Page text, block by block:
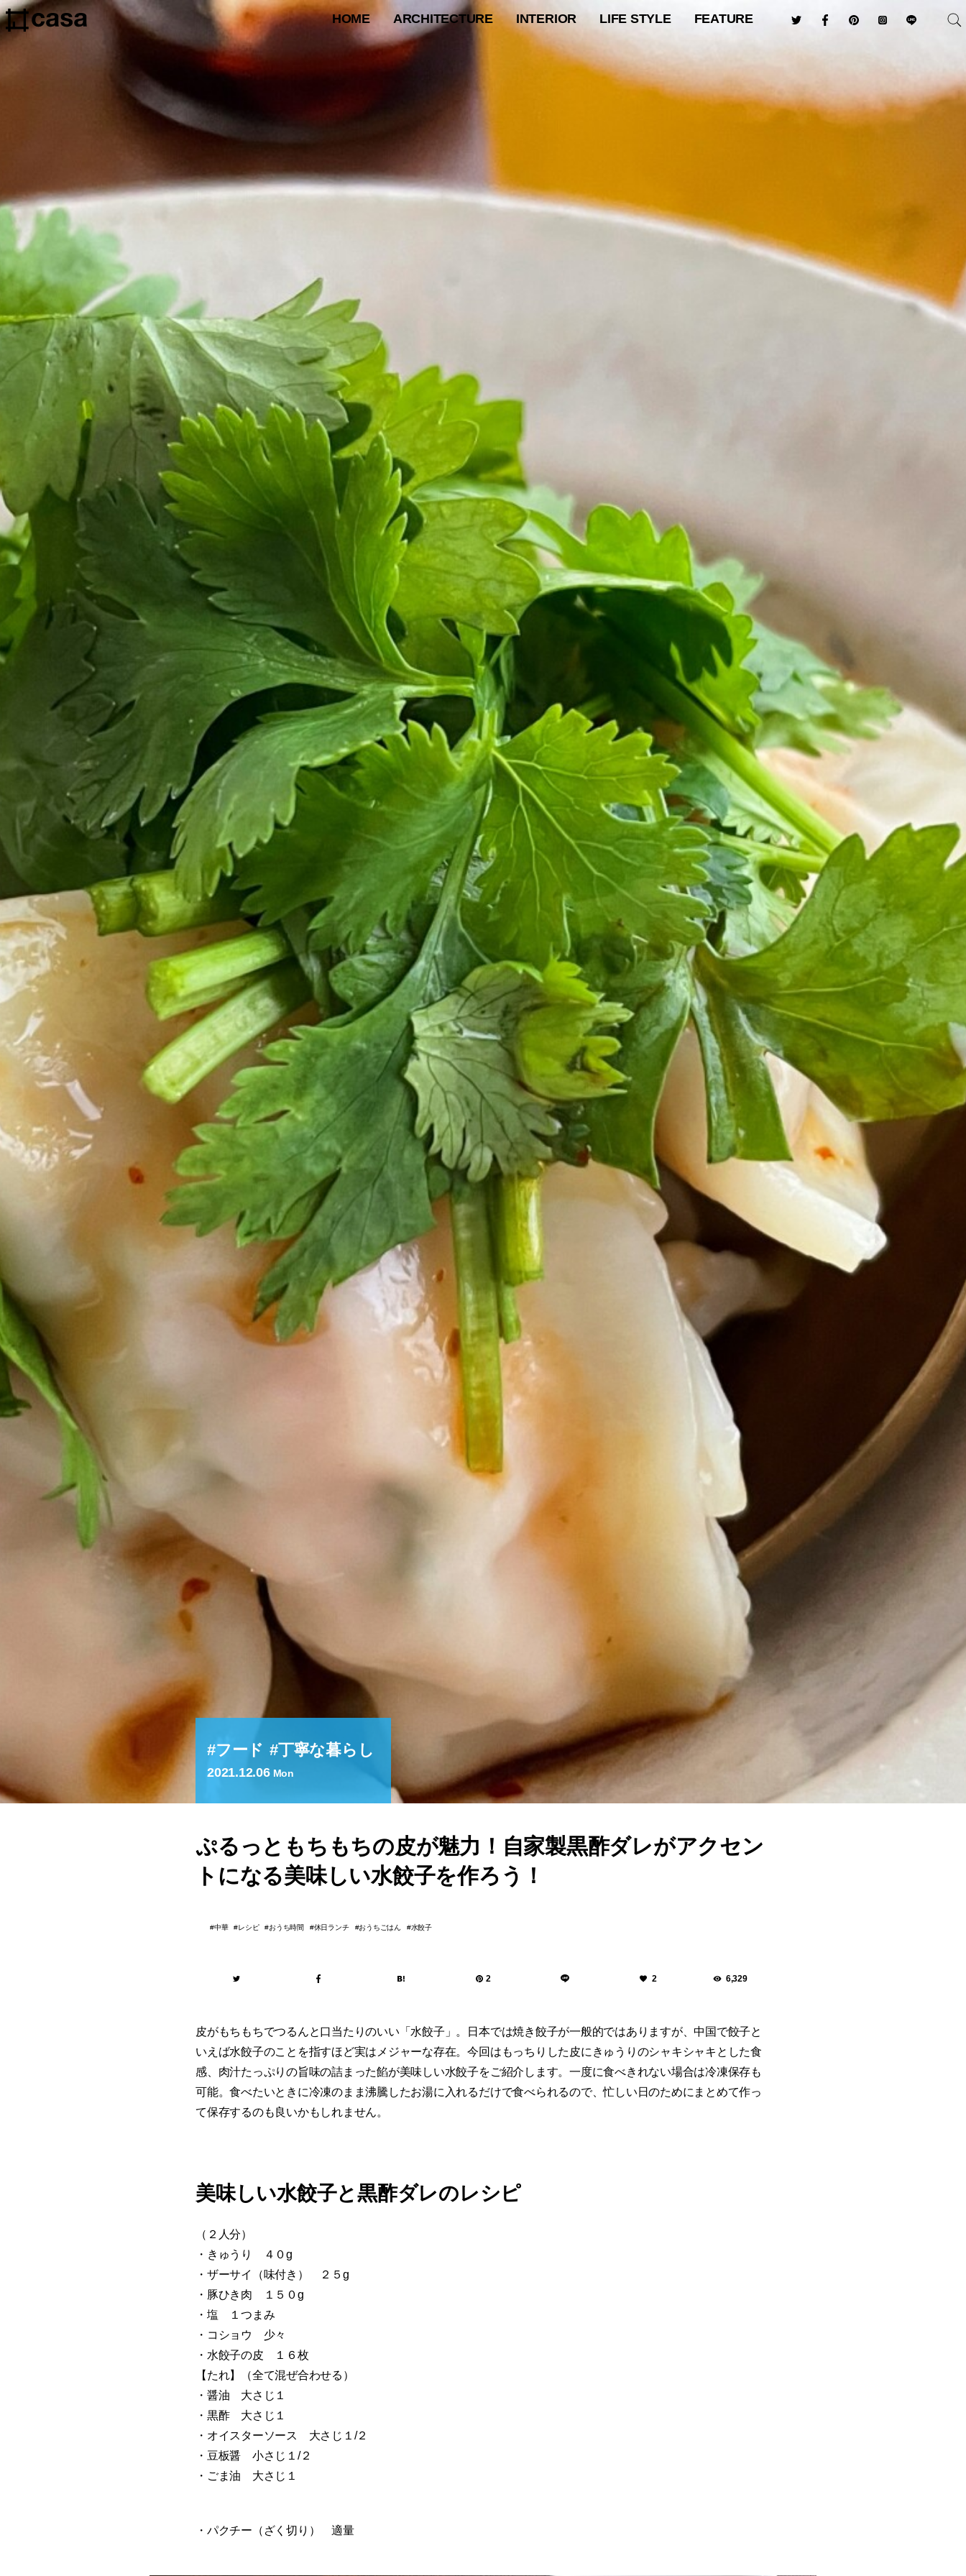
HOME ARCHITECTURE INTERIOR LIFE STYLE FEATURE
フード 丁寧な暮らし
2021.12.06 Mon
ぷるっともちもちの皮が魅力！自家製黒酢ダレがアクセン
トになる美味しい水餃子を作ろう！
中華 レシピ おうち時間 休日ランチ おうちごはん 水餃子
2 2 6,329
皮がもちもちでつるんと口当たりのいい「水餃子」。日本では焼き餃子が一般的ではありますが、中国で餃子と
いえば水餃子のことを指すほど実はメジャーな存在。今回はもっちりした皮にきゅうりのシャキシャキとした食
感、肉汁たっぷりの旨味の詰まった餡が美味しい水餃子をご紹介します。一度に食べきれない場合は冷凍保存も
可能。食べたいときに冷凍のまま沸騰したお湯に入れるだけで食べられるので、忙しい日のためにまとめて作っ
て保存するのも良いかもしれません。
美味しい水餃子と黒酢ダレのレシピ
（２人分）
・きゅうり ４０g
・ザーサイ（味付き） ２５g
・豚ひき肉 １５０g
・塩 １つまみ
・コショウ 少々
・水餃子の皮 １６枚
【たれ】（全て混ぜ合わせる）
・醤油 大さじ１
・黒酢 大さじ１
・オイスターソース 大さじ１/２
・豆板醤 小さじ１/２
・ごま油 大さじ１
・パクチー（ざく切り） 適量